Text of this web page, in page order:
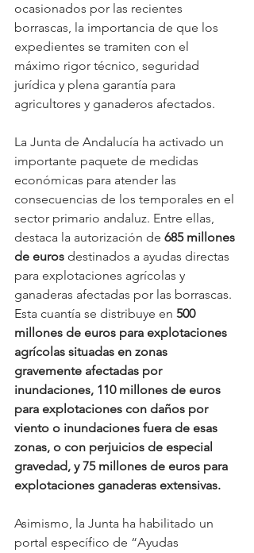
ocasionados por las recientes
borrascas, la importancia de que los
expedientes se tramiten con el
máximo rigor técnico, seguridad
jurídica y plena garantía para
agricultores y ganaderos afectados.
La Junta de Andalucía ha activado un
importante paquete de medidas
económicas para atender las
consecuencias de los temporales en el
sector primario andaluz. Entre ellas,
destaca la autorización de 685 millones
de euros destinados a ayudas directas
para explotaciones agrícolas y
ganaderas afectadas por las borrascas.
Esta cuantía se distribuye en 500
millones de euros para explotaciones
agrícolas situadas en zonas
gravemente afectadas por
inundaciones, 110 millones de euros
para explotaciones con daños por
viento o inundaciones fuera de esas
zonas, o con perjuicios de especial
gravedad, y 75 millones de euros para
explotaciones ganaderas extensivas.
Asimismo, la Junta ha habilitado un
portal específico de “Ayudas